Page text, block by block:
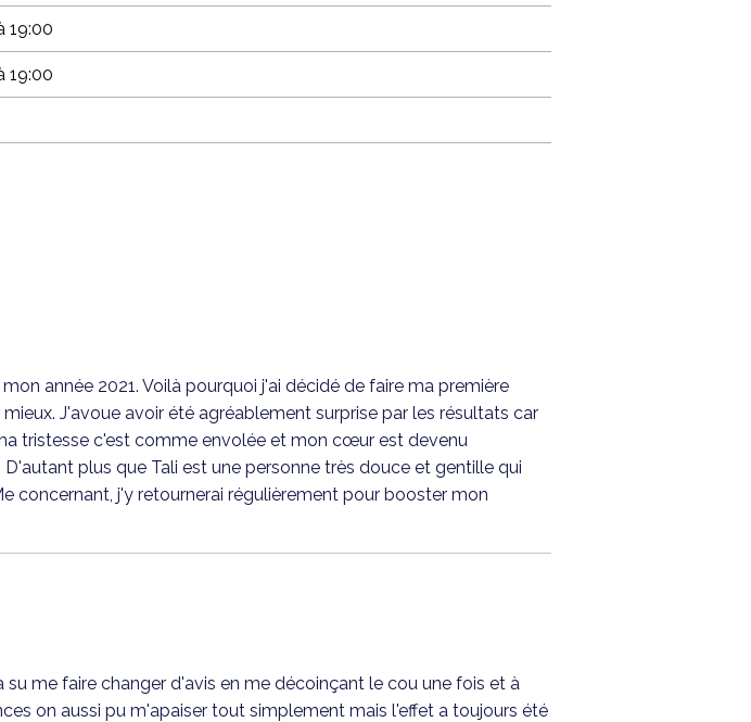
19:00
19:00
année 2021. Voilà pourquoi j'ai décidé de faire ma première
J'avoue avoir été agréablement surprise par les résultats car
tristesse c'est comme envolée et mon cœur est devenu
plus que Tali est une personne très douce et gentille qui
concernant, j'y retournerai régulièrement pour booster mon
me faire changer d'avis en me décoinçant le cou une fois et à
on aussi pu m'apaiser tout simplement mais l'effet a toujours été